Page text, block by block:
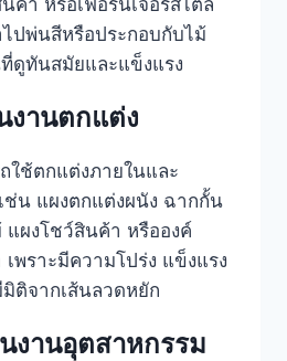
ปพ่นสีหรือประกอบกับไม้
ดูทันสมัยและแข็งแรง
งานตกแต่ง
ใช้ตกแต่งภายในและ
ช่น แผงตกแต่งผนัง ฉากกั้น
ผงโชว์สินค้า หรือองค์
พราะมีความโปร่ง แข็งแรง
ติจากเส้นลวดหยัก
งานอุตสาหกรรม